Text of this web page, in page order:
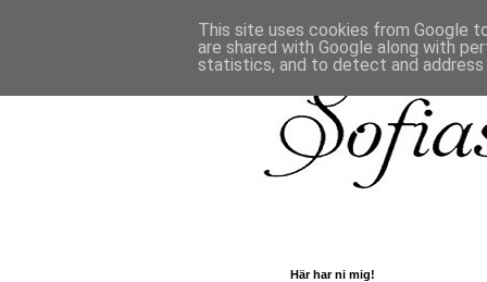
Här har ni mig!
This site uses cookies from Google
are shared with Google along with
statistics, and to detect and address